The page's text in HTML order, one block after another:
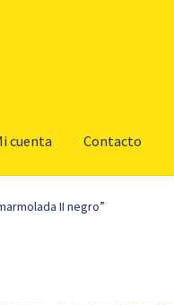
cuenta Contacto
II negro”